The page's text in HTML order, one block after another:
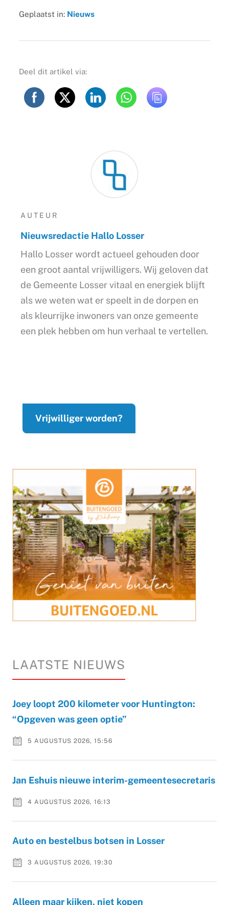
Geplaatst in: Nieuws
Deel dit artikel via:
AUTEUR
Nieuwsredactie Hallo Losser
Hallo Losser wordt actueel gehouden door
een groot aantal vrijwilligers. Wij geloven dat
de Gemeente Losser vitaal en energiek blijft
als we weten wat er speelt in de dorpen en
als kleurrijke inwoners van onze gemeente
een plek hebben om hun verhaal te vertellen.
Vrijwilliger worden?
LAATSTE NIEUWS
Joey loopt 200 kilometer voor Huntington:
“Opgeven was geen optie”
5 AUGUSTUS 2026, 15:56
Jan Eshuis nieuwe interim-gemeentesecretaris
4 AUGUSTUS 2026, 16:13
Auto en bestelbus botsen in Losser
3 AUGUSTUS 2026, 19:30
Alleen maar kijken, niet kopen